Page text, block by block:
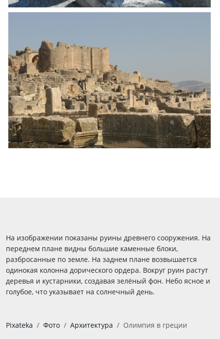
На изображении показаны руины древнего сооружения. На
переднем плане видны большие каменные блоки,
разбросанные по земле. На заднем плане возвышается
одинокая колонна дорического ордера. Вокруг руин растут
деревья и кустарники, создавая зелёный фон. Небо ясное и
голубое, что указывает на солнечный день.
Pixateka Фото Архитектура Олимпия в греции